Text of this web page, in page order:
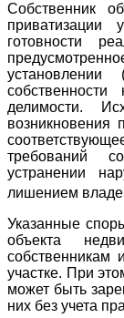
Собственник
готовности
делимости.
возникновения
требований
устранении
лишением
Указанные
объекта
участке. При
может быть
них без учета